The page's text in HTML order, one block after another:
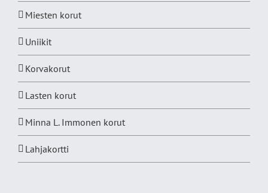
Miesten korut
Uniikit
Korvakorut
Lasten korut
Minna L. Immonen korut
Lahjakortti